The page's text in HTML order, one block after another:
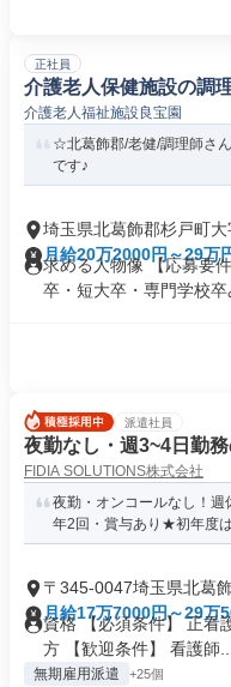
正社員
介護老人保健施設の調
介護老人福祉施設良宝園
☆北葛飾郡/老健/調理師さ
です♪
埼玉県北葛飾郡杉戸町大
月給20万2000円～29万
求める人物像 【応募要
卒・短大卒・専門学校卒
派遣社員
夜勤なし・週3~4日勤
FIDIA SOLUTIONS株式会社
夜勤・オンコールなし！
年2回・賞与あり★初年度
〒345-0047埼玉県北葛
月給17万7000円～29万
資格 【必須条件】 正看
方 【歓迎条件】 看護師...
無期雇用派遣 +25個